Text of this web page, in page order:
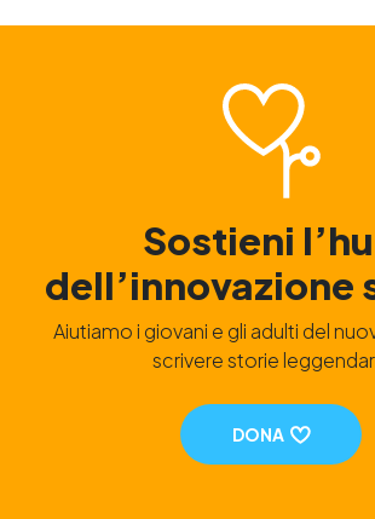
Sostieni
dell’innovazione
Aiutiamo i giovani e gli adulti del
scrivere storie
DONA